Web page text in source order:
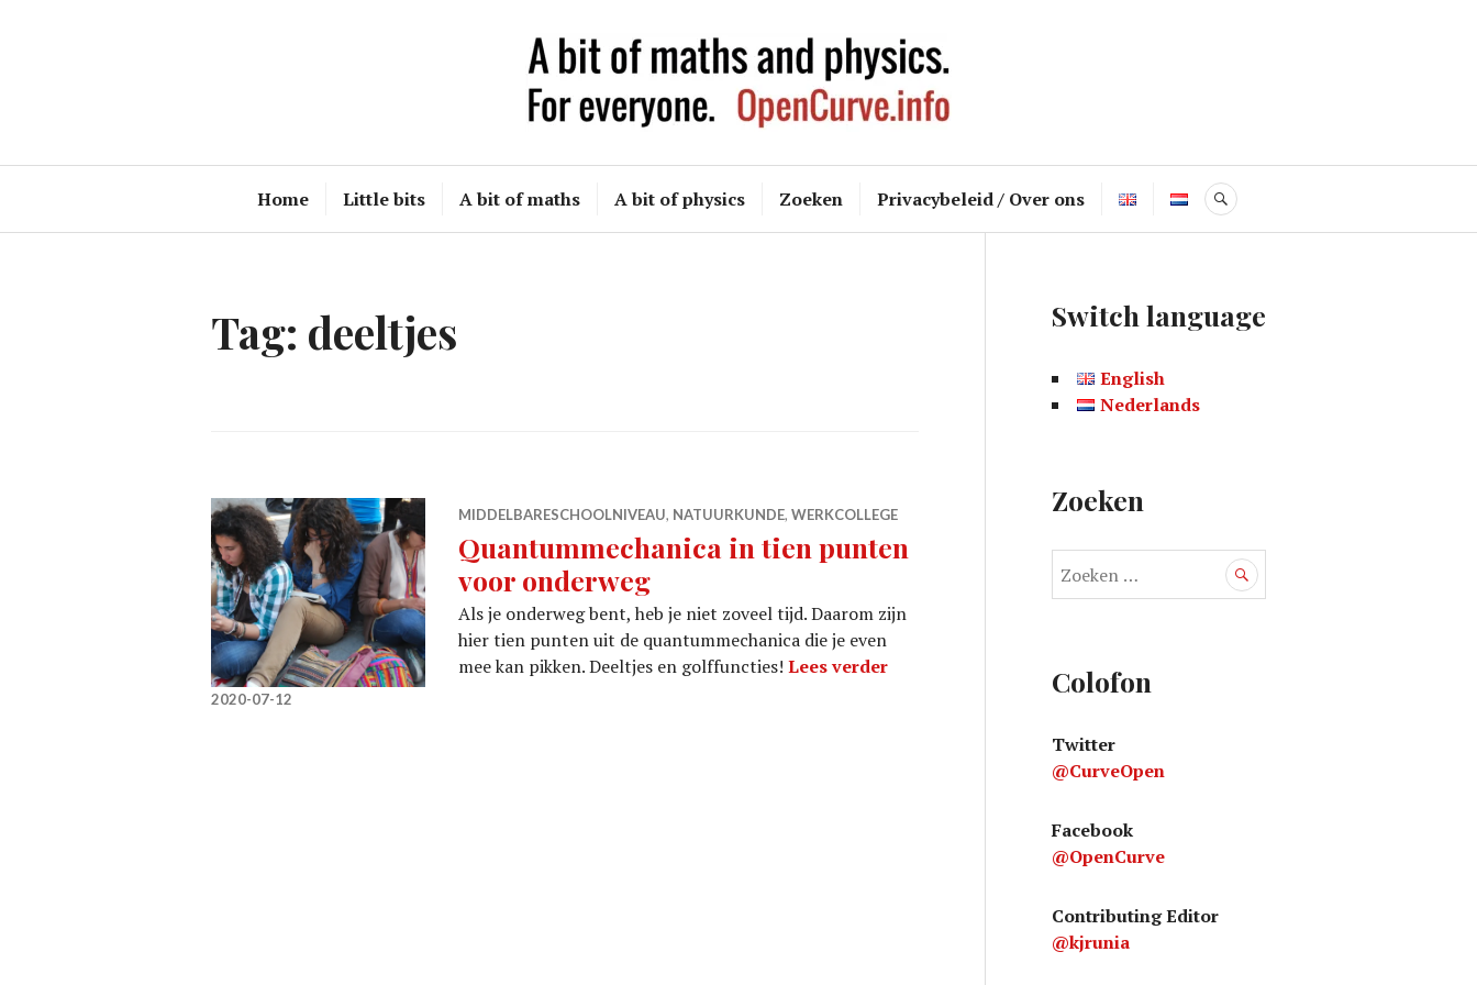
OpenCurve
Home Little bits A bit of maths A bit of physics Zoeken Privacybeleid / Over ons ZOEK
Tag: deeltjes
MIDDELBARESCHOOLNIVEAU, NATUURKUNDE, WERKCOLLEGE
Quantummechanica in tien punten
voor onderweg
Als je onderweg bent, heb je niet zoveel tijd. Daarom zijn
hier tien punten uit de quantummechanica die je even
mee kan pikken. Deeltjes en golffuncties! Lees verderQuantummechanica in tien punten voor onderweg
2020-07-12
Switch language
English
Nederlands
Zoeken
n
a
a
:
Colofon
Twitter
@CurveOpen
Facebook
@OpenCurve
Contributing Editor
@kjrunia